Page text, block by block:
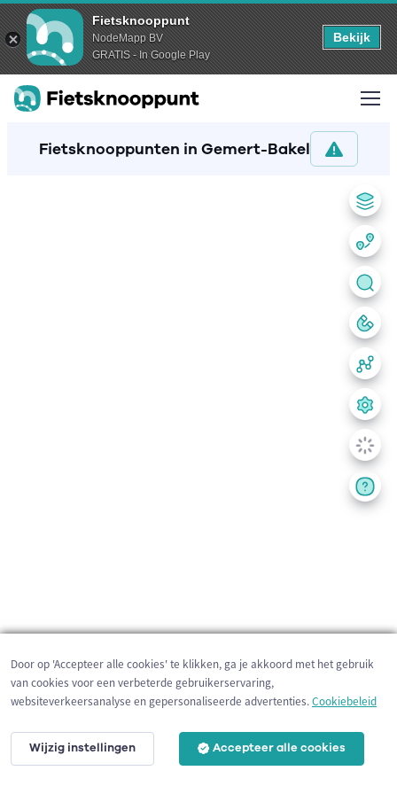
Fietsknooppunt
NodeMapp BV
GRATIS - In Google Play
Bekijk
Fietsknooppunten in Gemert-Bakel
3 km
Door op 'Accepteer alle cookies' te klikken, ga je akkoord met het gebruik
van cookies voor een verbeterde gebruikerservaring,
websiteverkeersanalyse en gepersonaliseerde advertenties.Cookiebeleid
Wijzig instellingen Accepteer alle cookies